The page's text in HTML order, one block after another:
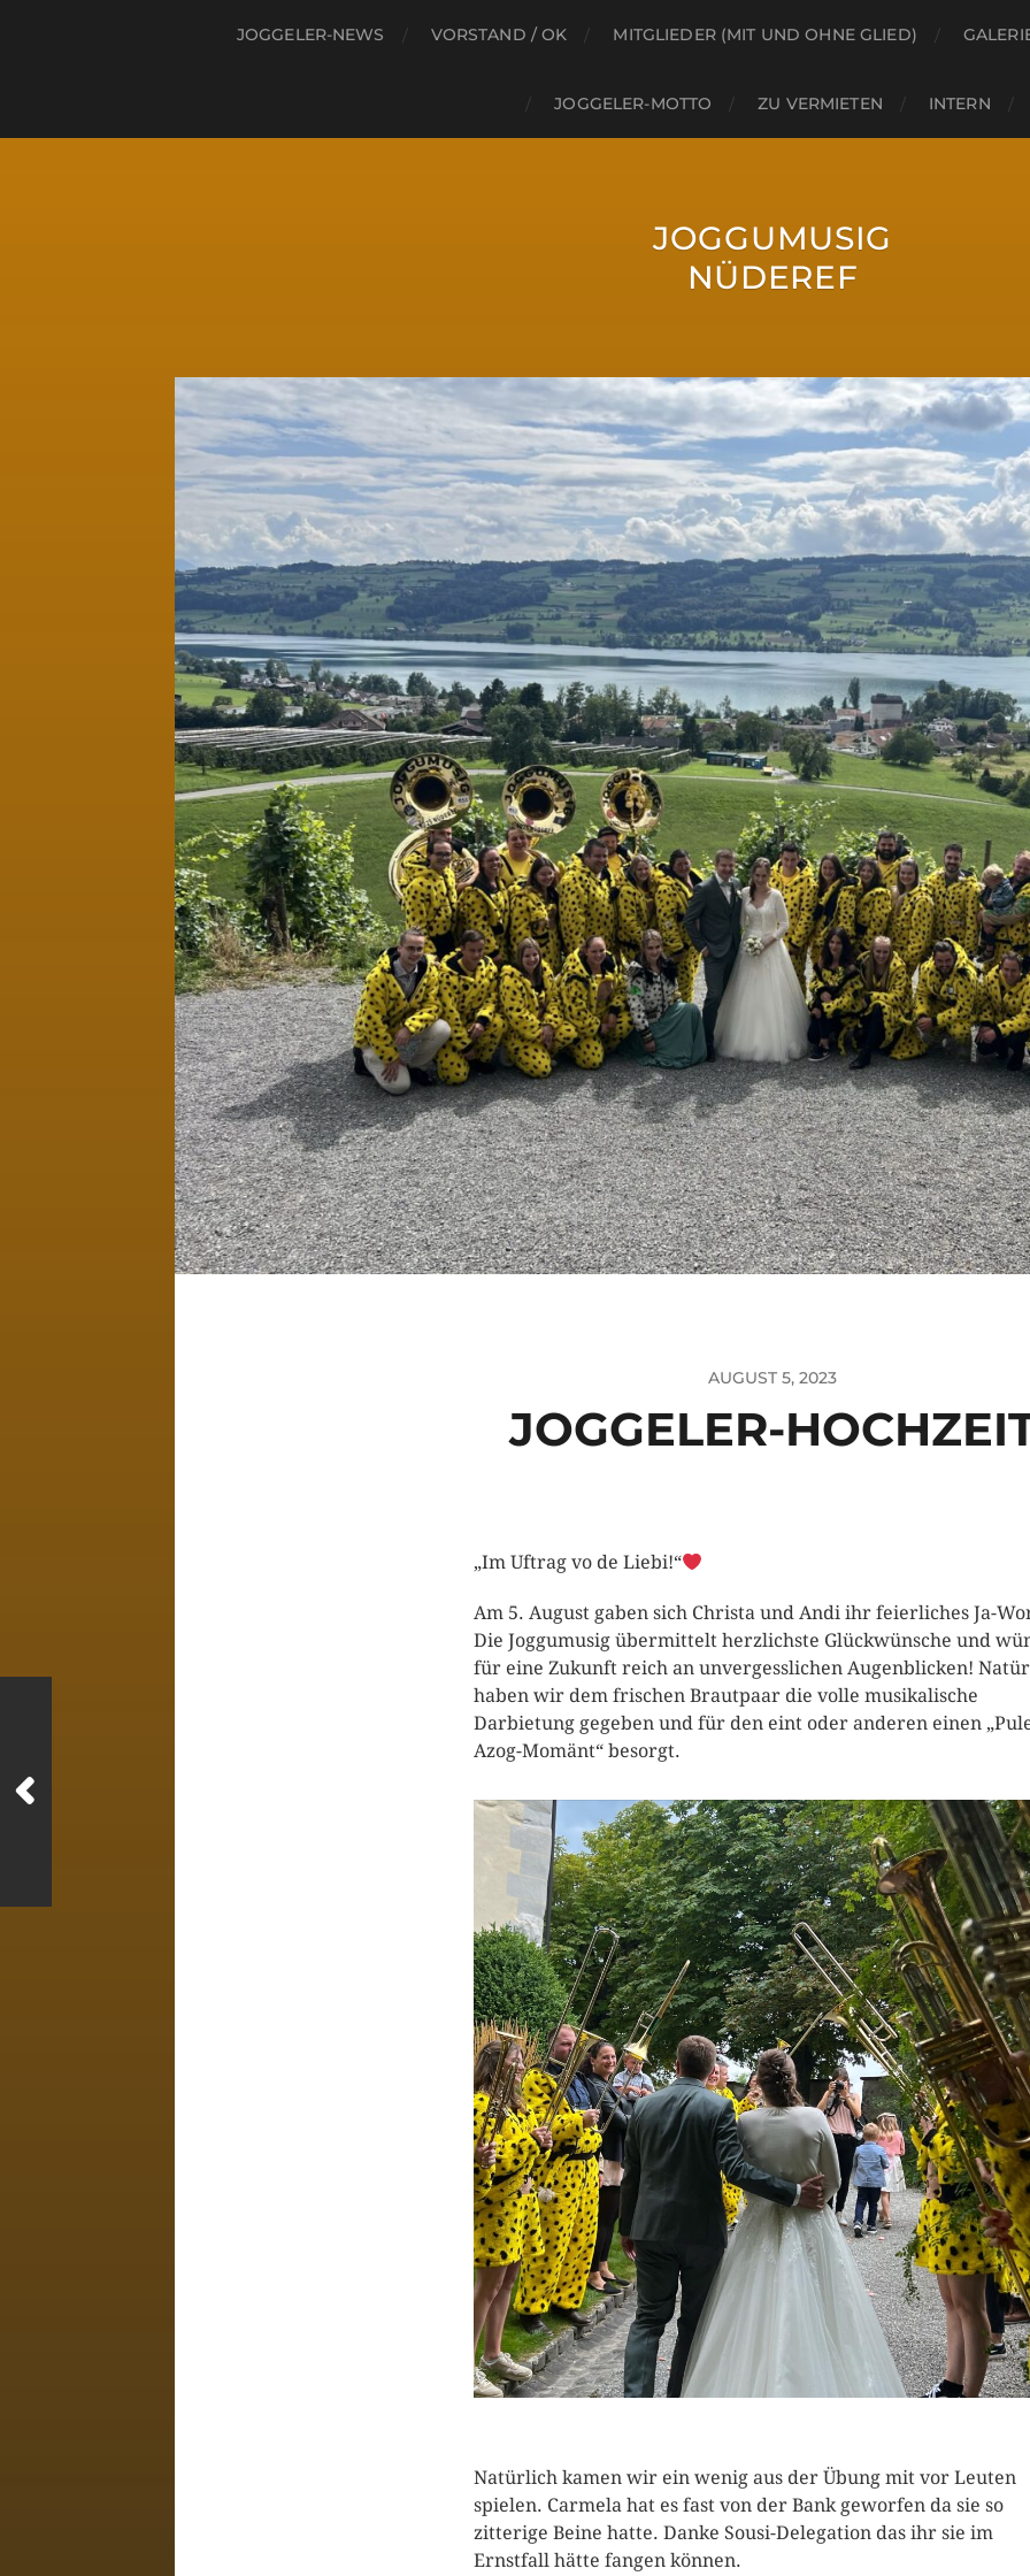
JOGGELER-NEWS VORSTAND / OK MITGLIEDER (MIT UND OHNE GLIED)
JOGGELER-MOTTO ZU VERMIETEN INTERN
JOGGUMUSIG
NÜDEREF
AUGUST 5, 2023
JOGGELER-
„Im Uftrag vo de Liebi!“
Am 5. August gaben sich Christa und Andi ihr feierliches Ja-
Die Joggumusig übermittelt herzlichste Glückwünsche und
für eine Zukunft reich an unvergesslichen Augenblicken!
haben wir dem frischen Brautpaar die volle musikalische
Darbietung gegeben und für den eint oder anderen einen
Azog-Momänt“ besorgt.
Natürlich kamen wir ein wenig aus der Übung mit vor Leuten
spielen. Carmela hat es fast von der Bank geworfen da sie so
zitterige Beine hatte. Danke Sousi-Delegation das ihr sie im
Ernstfall hätte fangen können.